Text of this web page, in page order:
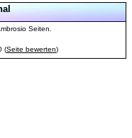
Seiten.
(Seite bewerten)